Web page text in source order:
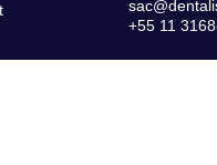
+55 11